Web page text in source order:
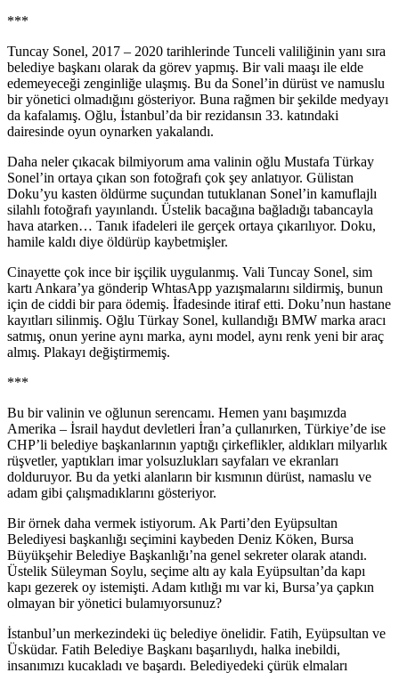
***
Tuncay Sonel, 2017 – 2020 tarihlerinde Tunceli valiliğinin yanı sıra
belediye başkanı olarak da görev yapmış. Bir vali maaşı ile elde
edemeyeceği zenginliğe ulaşmış. Bu da Sonel’in dürüst ve namuslu
bir yönetici olmadığını gösteriyor. Buna rağmen bir şekilde medyayı
da kafalamış. Oğlu, İstanbul’da bir rezidansın 33. katındaki
dairesinde oyun oynarken yakalandı.
Daha neler çıkacak bilmiyorum ama valinin oğlu Mustafa Türkay
Sonel’in ortaya çıkan son fotoğrafı çok şey anlatıyor. Gülistan
Doku’yu kasten öldürme suçundan tutuklanan Sonel’in kamuflajlı
silahlı fotoğrafı yayınlandı. Üstelik bacağına bağladığı tabancayla
hava atarken… Tanık ifadeleri ile gerçek ortaya çıkarılıyor. Doku,
hamile kaldı diye öldürüp kaybetmişler.
Cinayette çok ince bir işçilik uygulanmış. Vali Tuncay Sonel, sim
kartı Ankara’ya gönderip WhtasApp yazışmalarını sildirmiş, bunun
için de ciddi bir para ödemiş. İfadesinde itiraf etti. Doku’nun hastane
kayıtları silinmiş. Oğlu Türkay Sonel, kullandığı BMW marka aracı
satmış, onun yerine aynı marka, aynı model, aynı renk yeni bir araç
almış. Plakayı değiştirmemiş.
***
Bu bir valinin ve oğlunun serencamı. Hemen yanı başımızda
Amerika – İsrail haydut devletleri İran’a çullanırken, Türkiye’de ise
CHP’li belediye başkanlarının yaptığı çirkeflikler, aldıkları milyarlık
rüşvetler, yaptıkları imar yolsuzlukları sayfaları ve ekranları
dolduruyor. Bu da yetki alanların bir kısmının dürüst, namaslu ve
adam gibi çalışmadıklarını gösteriyor.
Bir örnek daha vermek istiyorum. Ak Parti’den Eyüpsultan
Belediyesi başkanlığı seçimini kaybeden Deniz Köken, Bursa
Büyükşehir Belediye Başkanlığı’na genel sekreter olarak atandı.
Üstelik Süleyman Soylu, seçime altı ay kala Eyüpsultan’da kapı
kapı gezerek oy istemişti. Adam kıtlığı mı var ki, Bursa’ya çapkın
olmayan bir yönetici bulamıyorsunuz?
İstanbul’un merkezindeki üç belediye önelidir. Fatih, Eyüpsultan ve
Üsküdar. Fatih Belediye Başkanı başarılıydı, halka inebildi,
insanımızı kucakladı ve başardı. Belediyedeki çürük elmaları